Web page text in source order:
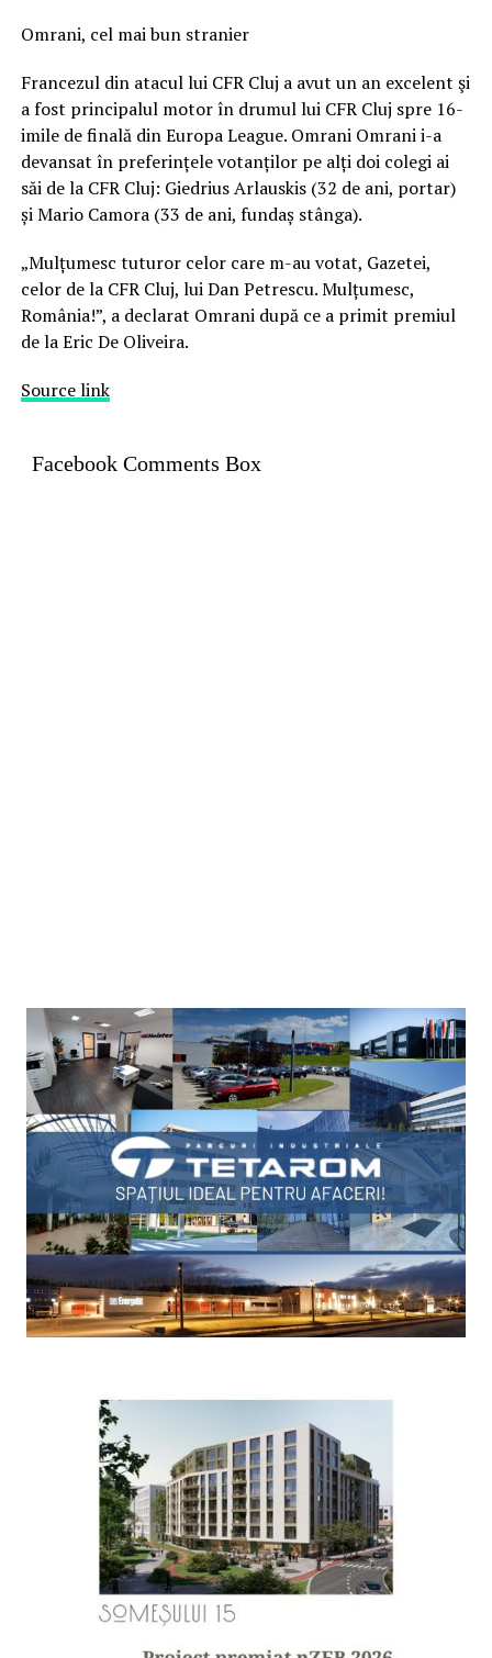
Omrani, cel mai bun stranier
Francezul din atacul lui CFR Cluj a avut un an excelent şi
a fost principalul motor în drumul lui CFR Cluj spre 16-
imile de finală din Europa League. Omrani Omrani i-a
devansat în preferințele votanților pe alți doi colegi ai
săi de la CFR Cluj: Giedrius Arlauskis (32 de ani, portar)
și Mario Camora (33 de ani, fundaș stânga).
„Mulțumesc tuturor celor care m-au votat, Gazetei,
celor de la CFR Cluj, lui Dan Petrescu. Mulțumesc,
România!”, a declarat Omrani după ce a primit premiul
de la Eric De Oliveira.
Source link
Facebook Comments Box